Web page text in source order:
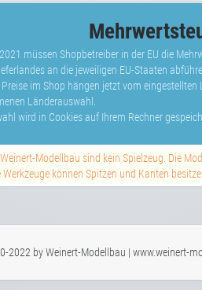
müssen Shopbetreiber in der EU die
an die jeweiligen EU-Staaten
im Shop hängen jetzt vom
Länderauswahl.
wird in Cookies auf Ihrem Rechner
Modellbau sind kein Spielzeug. Die
können Spitzen und Kanten
2022 by Weinert-Modellbau | www.weinert-